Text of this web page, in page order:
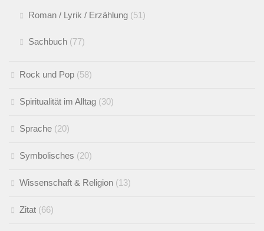
Roman / Lyrik / Erzählung (51)
Sachbuch (77)
Rock und Pop (58)
Spiritualität im Alltag (30)
Sprache (20)
Symbolisches (20)
Wissenschaft & Religion (13)
Zitat (66)